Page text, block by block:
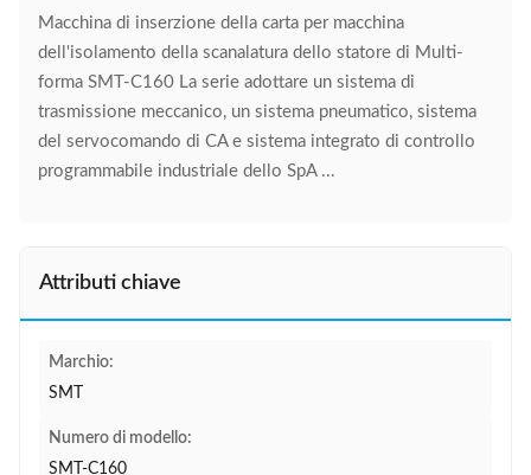
Macchina di inserzione della carta per macchina
dell'isolamento della scanalatura dello statore di Multi-
forma SMT-C160 La serie adottare un sistema di
trasmissione meccanico, un sistema pneumatico, sistema
del servocomando di CA e sistema integrato di controllo
programmabile industriale dello SpA ...
Attributi chiave
Marchio:
SMT
Numero di modello:
SMT-C160